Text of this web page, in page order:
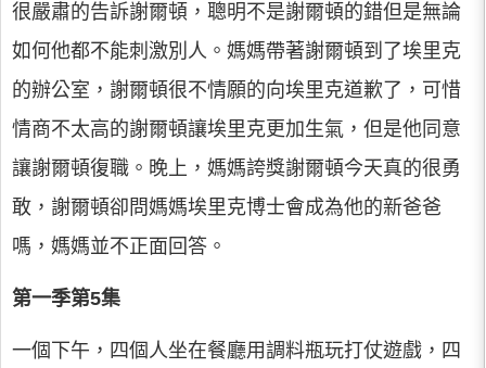
很嚴肅的告訴謝爾頓，聰明不是謝爾頓的錯但是無論
如何他都不能刺激別人。媽媽帶著謝爾頓到了埃里克
的辦公室，謝爾頓很不情願的向埃里克道歉了，可惜
情商不太高的謝爾頓讓埃里克更加生氣，但是他同意
讓謝爾頓復職。晚上，媽媽誇獎謝爾頓今天真的很勇
敢，謝爾頓卻問媽媽埃里克博士會成為他的新爸爸
嗎，媽媽並不正面回答。
第一季第5集
一個下午，四個人坐在餐廳用調料瓶玩打仗遊戲，四